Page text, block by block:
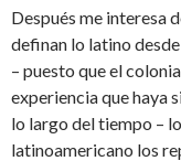
Después me interesa
definan lo latino
– puesto que el
experiencia que haya
lo largo del tiempo –
latinoamericano los